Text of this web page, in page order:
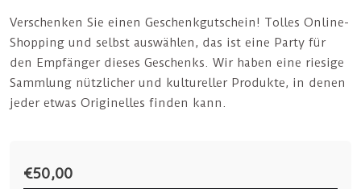
Verschenken Sie einen Geschenkgutschein! Tolles Online-
Shopping und selbst auswählen, das ist eine Party für
den Empfänger dieses Geschenks. Wir haben eine riesige
Sammlung nützlicher und kultureller Produkte, in denen
jeder etwas Originelles finden kann.
€50,00